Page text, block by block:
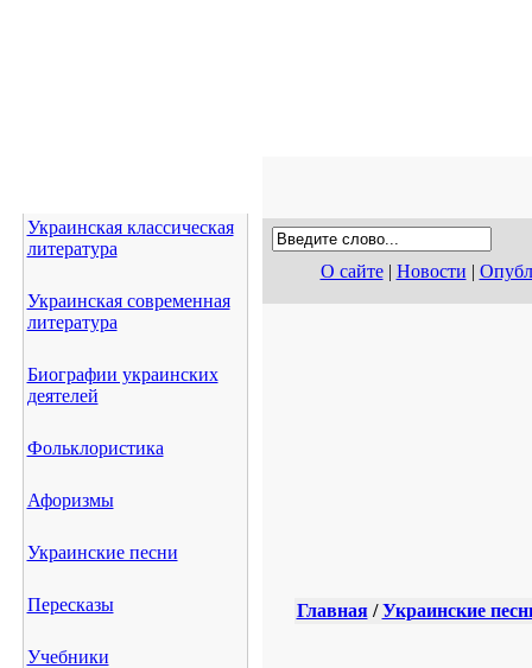
Украинская классическая
литература
Украинская современная
литература
Биографии украинских
деятелей
Фольклористика
Афоризмы
Украинские песни
Пересказы
Учебники
О сайте| Новости |
Главная/Украинские